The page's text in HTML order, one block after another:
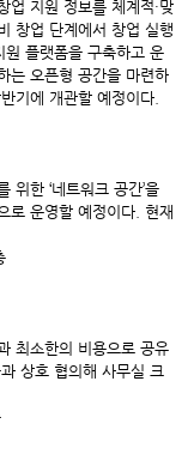
업 지원 정보를 체계적·맞
창업 단계에서 창업 실행
플랫폼을 구축하고 운
는 오픈형 공간을 마련하
기에 개관할 예정이다.
위한 ‘네트워크 공간’을
로 운영할 예정이다. 현재
최소한의 비용으로 공유
상호 협의해 사무실 크